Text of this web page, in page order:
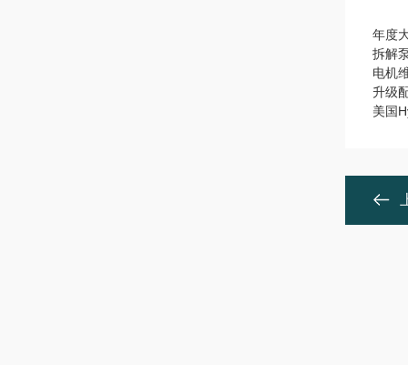
年度
拆解
电机
升级
美国